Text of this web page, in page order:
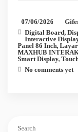
07/06/2026
Digital Board,
Interactive
Panel 86 Inch,
MAXHUB
Smart Display,
No comments yet